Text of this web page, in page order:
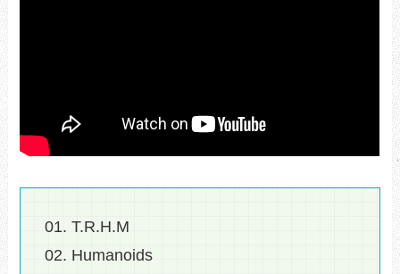
01. T.R.H.M
02. Humanoids